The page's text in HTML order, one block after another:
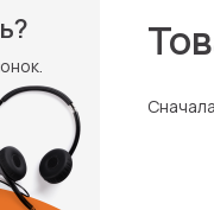
Сначала